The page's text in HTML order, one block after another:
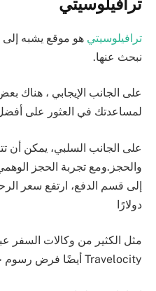
ترافيلوسيتي هو موقع يشبه إلى
نبحث عنها.
على الجانب الإيجابي ، هناك
لمساعدتك في العثور على
على الجانب السلبي، يمكن أن
والحجز.ومع تجربة الحجز
دولارًا
مثل الكثير من وكالات السفر
Travelocity أيضًا فرض رسوم حجز.